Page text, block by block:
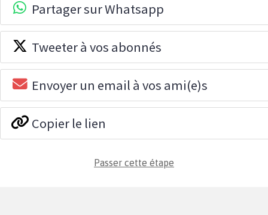
Partager sur Whatsapp
Tweeter à vos abonnés
Envoyer un email à vos ami(e)s
Copier le lien
Passer cette étape